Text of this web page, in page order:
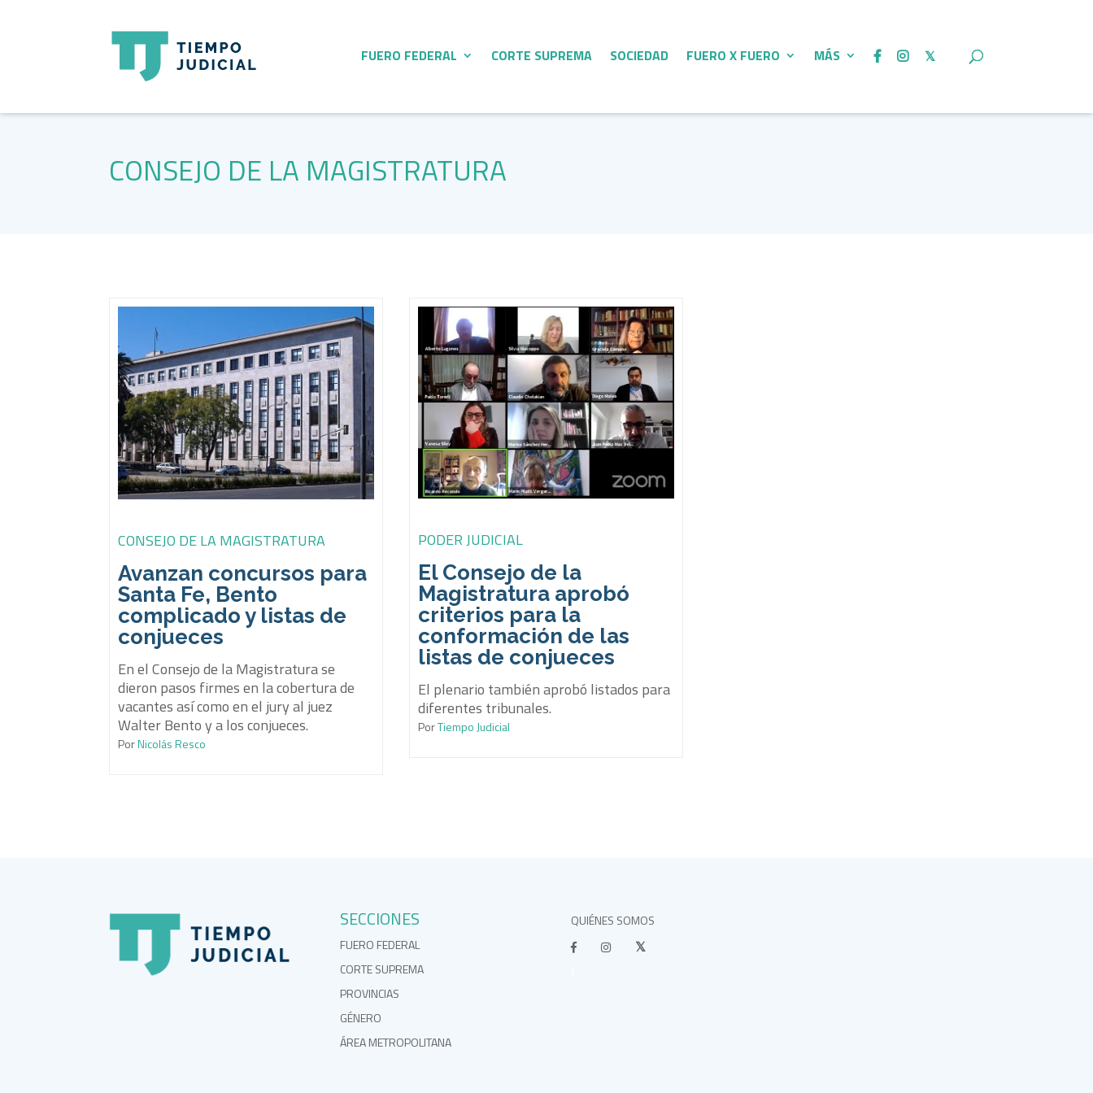
FUERO FEDERAL CORTE SUPREMA SOCIEDAD FUERO X FUERO MÁS
CONSEJO DE LA MAGISTRATURA
CONSEJO DE LA MAGISTRATURA
Avanzan concursos para
Santa Fe, Bento
complicado y listas de
conjueces
En el Consejo de la Magistratura se
dieron pasos firmes en la cobertura de
vacantes así como en el jury al juez
Walter Bento y a los conjueces.
PorNicolás Resco
PODER JUDICIAL
El Consejo de la
Magistratura aprobó
criterios para la
conformación de las
listas de conjueces
El plenario también aprobó listados para
diferentes tribunales.
PorTiempo Judicial
SECCIONES
FUERO FEDERAL
CORTE SUPREMA
PROVINCIAS
GÉNERO
ÁREA METROPOLITANA
QUIÉNES SOMOS